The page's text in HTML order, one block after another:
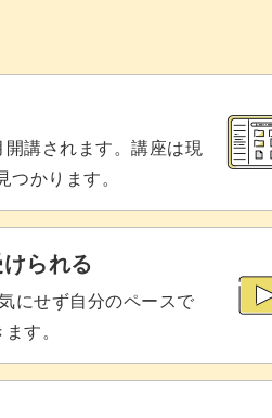
があります。
ご注目ください◎
トにすることでさらに引き
方をお教えしますね。
講されます。講座は現
つかります。
られる
にせず自分のペースで
す。